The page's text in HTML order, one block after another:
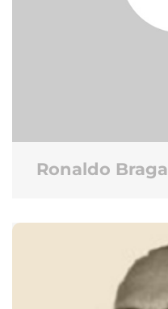
Ronaldo Braga